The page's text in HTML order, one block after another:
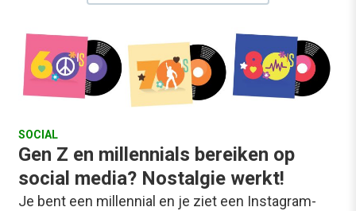
SOCIAL
Gen Z en millennials bereiken op
social media? Nostalgie werkt!
Je bent een millennial en je ziet een Instagram-